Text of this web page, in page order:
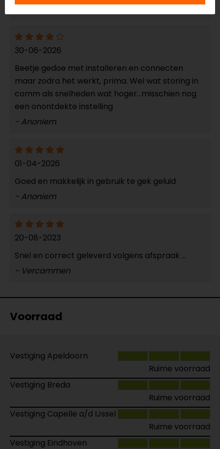
30-06-2026
Beetje gedoe met installeren en connecten
maar zodra het werkt, prima. Wel wat storing in
comm als snelheden wat hoger…misschien nog
een onontdekte instelling
- Anoniem
01-04-2026
Goed en makkelijk in gebruik te gek geluid
- Anoniem
20-08-2023
Snel en correct geleverd volgens afspraak ...
- Vercammen
Voorraad
Vestiging Apeldoorn
Ruime voorraad
Vestiging Breda
Ruime voorraad
Vestiging Capelle a/d IJssel
Ruime voorraad
Vestiging Eindhoven